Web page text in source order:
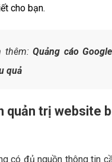
cho bạn.
thêm:Quảng cáo
quả
quản trị website
có đủ nguồn thông tin